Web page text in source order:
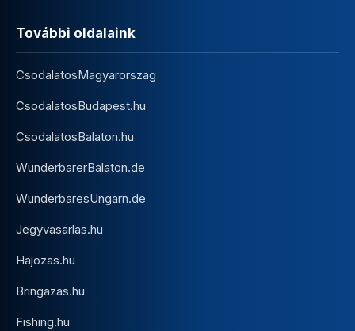
További oldalaink
CsodalatosMagyarorszag
CsodalatosBudapest.hu
CsodalatosBalaton.hu
WunderbarerBalaton.de
WunderbaresUngarn.de
Jegyvasarlas.hu
Hajozas.hu
Bringazas.hu
Fishing.hu